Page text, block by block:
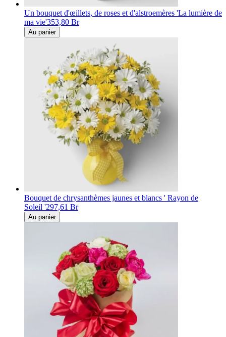
Un bouquet d'œillets, de roses et d'alstroemères 'La lumière de
ma vie'353,80 Br
Au panier
Bouquet de chrysanthèmes jaunes et blancs ' Rayon de
Soleil '297,61 Br
Au panier